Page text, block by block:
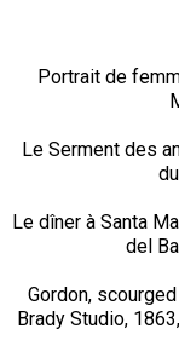
Portrait de
Le Serment des
Le dîner à Santa
del
Gordon,
Brady Studio,